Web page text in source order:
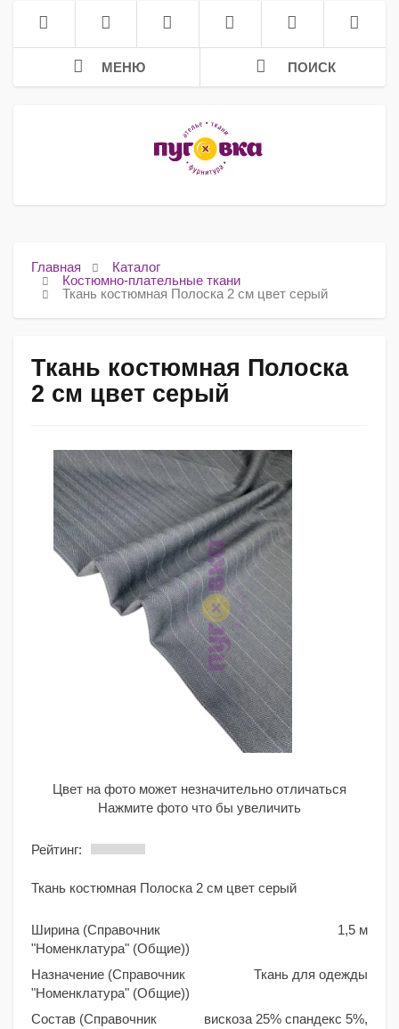
МЕНЮ ПОИСК
Главная
Каталог
Костюмно-плательные ткани
Ткань костюмная Полоска 2 см цвет серый
Ткань костюмная Полоска
2 см цвет серый
Цвет на фото может незначительно отличаться
Нажмите фото что бы увеличить
Рейтинг:
Ткань костюмная Полоска 2 см цвет серый
Ширина (Справочник
"Номенклатура" (Общие))
1,5 м
Назначение (Справочник
"Номенклатура" (Общие))
Ткань для одежды
Состав (Справочник
вискоза 25% спандекс 5%,